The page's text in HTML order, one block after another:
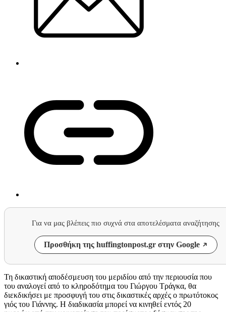
Για να μας βλέπεις πιο συχνά στα αποτελέσματα αναζήτησης
Προσθήκη της huffingtonpost.gr στην Google
Τη δικαστική αποδέσμευση του μεριδίου από την περιουσία που
του αναλογεί από το κληροδότημα του Γιώργου Τράγκα, θα
διεκδικήσει με προσφυγή του στις δικαστικές αρχές ο πρωτότοκος
γιός του Γιάννης. Η διαδικασία μπορεί να κινηθεί εντός 20